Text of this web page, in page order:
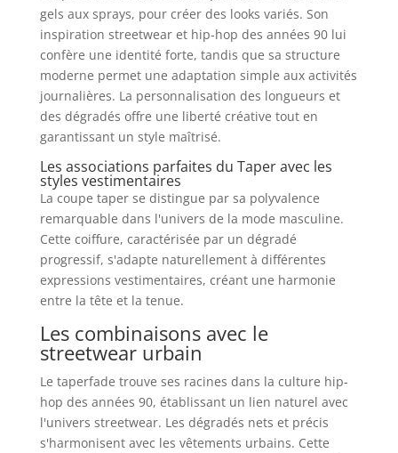
gels aux sprays, pour créer des looks variés. Son
inspiration streetwear et hip-hop des années 90 lui
confère une identité forte, tandis que sa structure
moderne permet une adaptation simple aux activités
journalières. La personnalisation des longueurs et
des dégradés offre une liberté créative tout en
garantissant un style maîtrisé.
Les associations parfaites du Taper avec les
styles vestimentaires
La coupe taper se distingue par sa polyvalence
remarquable dans l'univers de la mode masculine.
Cette coiffure, caractérisée par un dégradé
progressif, s'adapte naturellement à différentes
expressions vestimentaires, créant une harmonie
entre la tête et la tenue.
Les combinaisons avec le
streetwear urbain
Le taperfade trouve ses racines dans la culture hip-
hop des années 90, établissant un lien naturel avec
l'univers streetwear. Les dégradés nets et précis
s'harmonisent avec les vêtements urbains. Cette